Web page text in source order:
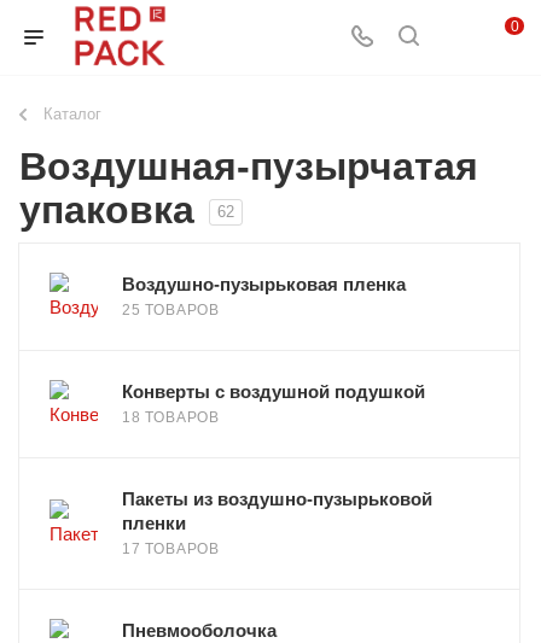
0
Каталог
Воздушная-пузырчатая
упаковка
62
Воздушно-пузырьковая пленка
25 ТОВАРОВ
Конверты с воздушной подушкой
18 ТОВАРОВ
Пакеты из воздушно-пузырьковой
пленки
17 ТОВАРОВ
Пневмооболочка